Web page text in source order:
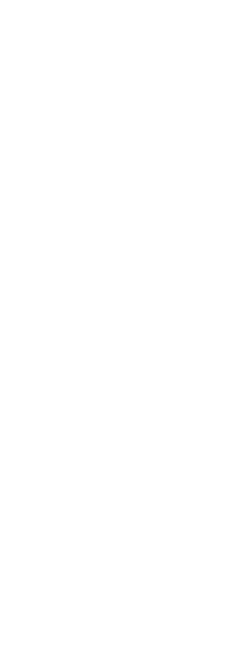
CO2e-Fußabdrucks aus. Dies liegt
keine Rohwaren per
ist der Transport tiefgefrorener
und Gemüse, weil die „TK“-
geschält und zugeschnitten wird.
und Kerngehäuse, wie z.B. bei
transportiert. Das spart einiges an
lassen sich die klein geschnittenen
wie ihr anhand der Grafik erkennen
als frisches Gemüse in den LKW.
bei CO
für equivalents, also CO
von Treibhausgasen wie zum
gemacht. Um für euch den
machen, geben wir den CO2e-
an und verzichten darauf die
Fußabdruck